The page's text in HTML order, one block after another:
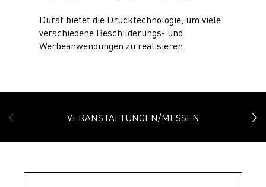
Durst bietet die Drucktechnologie, um viele
verschiedene Beschilderungs- und
Werbeanwendungen zu realisieren.
VERANSTALTUNGEN/MESSEN